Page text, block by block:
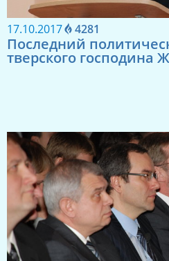
17.10.2017 4281
Последний
тверского господина